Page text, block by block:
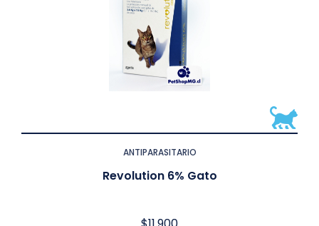
ANTIPARASITARIO
Revolution 6% Gato